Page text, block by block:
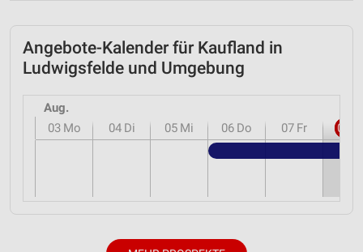
Angebote-Kalender für Kaufland in
Ludwigsfelde und Umgebung
Aug.
03 Mo 04 Di 05 Mi 06 Do 07 Fr 08